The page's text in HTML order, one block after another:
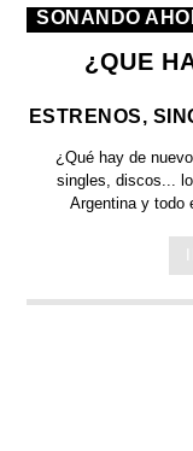
SONANDO
¿QUE
ESTRENOS,
¿Qué hay de
singles, discos...
Argentina y todo